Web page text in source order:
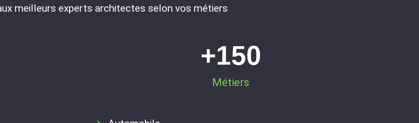
meilleurs experts architectes selon vos métiers
Métiers
+150